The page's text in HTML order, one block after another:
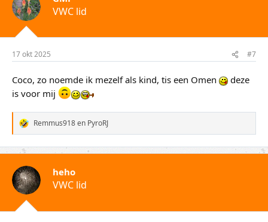
VWC lid
17 okt 2025 #7
Coco, zo noemde ik mezelf als kind, tis een Omen
deze
is voor mij
W
a
a
r
d
e
r
i
n
Remmus918en PyroRJ
heho
VWC lid